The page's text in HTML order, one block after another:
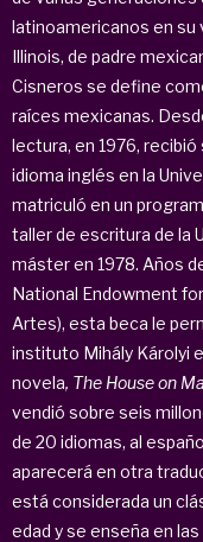
latinoamericanos en su
Illinois, de padre
Cisneros se define
raíces mexicanas.
lectura, en 1976,
idioma inglés en la
matriculó en un
taller de escritura de la
máster en 1978. Años
National Endowment
Artes), esta beca le
instituto Mihály Károlyi
novela, The House on
vendió sobre seis
de 20 idiomas, al
aparecerá en otra
está considerada un
edad y se enseña en